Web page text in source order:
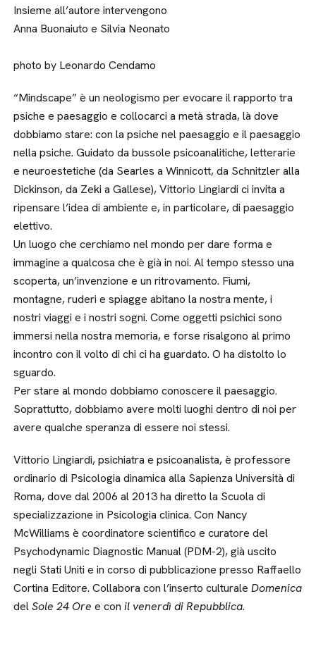
Insieme all’autore intervengono
Anna Buonaiuto e Silvia Neonato
photo by Leonardo Cendamo
“Mindscape” è un neologismo per evocare il rapporto tra
psiche e paesaggio e collocarci a metà strada, là dove
dobbiamo stare: con la psiche nel paesaggio e il paesaggio
nella psiche. Guidato da bussole psicoanalitiche, letterarie
e neuroestetiche (da Searles a Winnicott, da Schnitzler alla
Dickinson, da Zeki a Gallese), Vittorio Lingiardi ci invita a
ripensare l’idea di ambiente e, in particolare, di paesaggio
elettivo.
Un luogo che cerchiamo nel mondo per dare forma e
immagine a qualcosa che è già in noi. Al tempo stesso una
scoperta, un’invenzione e un ritrovamento. Fiumi,
montagne, ruderi e spiagge abitano la nostra mente, i
nostri viaggi e i nostri sogni. Come oggetti psichici sono
immersi nella nostra memoria, e forse risalgono al primo
incontro con il volto di chi ci ha guardato. O ha distolto lo
sguardo.
Per stare al mondo dobbiamo conoscere il paesaggio.
Soprattutto, dobbiamo avere molti luoghi dentro di noi per
avere qualche speranza di essere noi stessi.
Vittorio Lingiardi, psichiatra e psicoanalista, è professore
ordinario di Psicologia dinamica alla Sapienza Università di
Roma, dove dal 2006 al 2013 ha diretto la Scuola di
specializzazione in Psicologia clinica. Con Nancy
McWilliams è coordinatore scientifico e curatore del
Psychodynamic Diagnostic Manual (PDM-2), già uscito
negli Stati Uniti e in corso di pubblicazione presso Raffaello
Cortina Editore. Collabora con l’inserto culturaleDomenica
delSole 24 Ore e conil venerdì di Repubblica.